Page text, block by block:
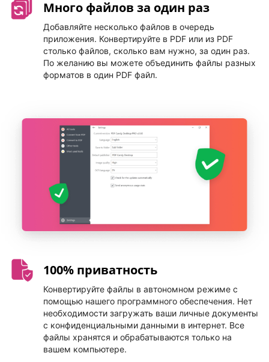
Много файлов за один раз
Добавляйте несколько файлов в очередь
приложения. Конвертируйте в PDF или из PDF
столько файлов, сколько вам нужно, за один раз.
По желанию вы можете объединить файлы разных
форматов в один PDF файл.
100% приватность
Конвертируйте файлы в автономном режиме с
помощью нашего программного обеспечения. Нет
необходимости загружать ваши личные документы
с конфиденциальными данными в интернет. Все
файлы хранятся и обрабатываются только на
вашем компьютере.